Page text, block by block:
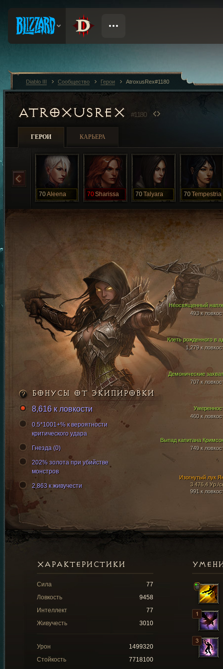
ATROXUSREX #1180
ГЕРОИ КАРЬЕРА
70Aleena 70Sharissa 70Talyara 70Tempestria
Клеть рожденного в
1,279 к
Демонические
707 к
Неосвященный
493 к
Выпад капитана
749 к
Изогнутый лук
3 476,4 Ур./
991 к
460 к
БОНУСЫ ОТ ЭКИПИРОВКИ
8,616 к ловкости
0.5*1001+% к вероятности
критического удара
Гнезда (0)
202% золота при убийстве
монстров
2,863 к живучести
ХАРАКТЕРИСТИКИ
Сила
77
Ловкость
9458
Интеллект
77
Живучесть
3010
Урон
1499320
Стойкость
7718100
Diablo III Сообщество Герои AtroxusRex#1180